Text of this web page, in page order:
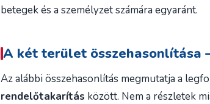
betegek és a személyzet számára egyaránt.
A két terület összehasonlítása
Az alábbi összehasonlítás megmutatja a
rendelőtakarítás között. Nem a részletek